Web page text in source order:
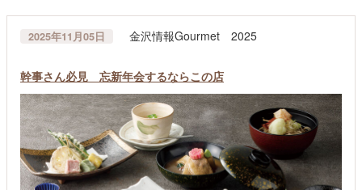
2025年11月05日 金沢情報Gourmet 2025
幹事さん必見 忘新年会するならこの店